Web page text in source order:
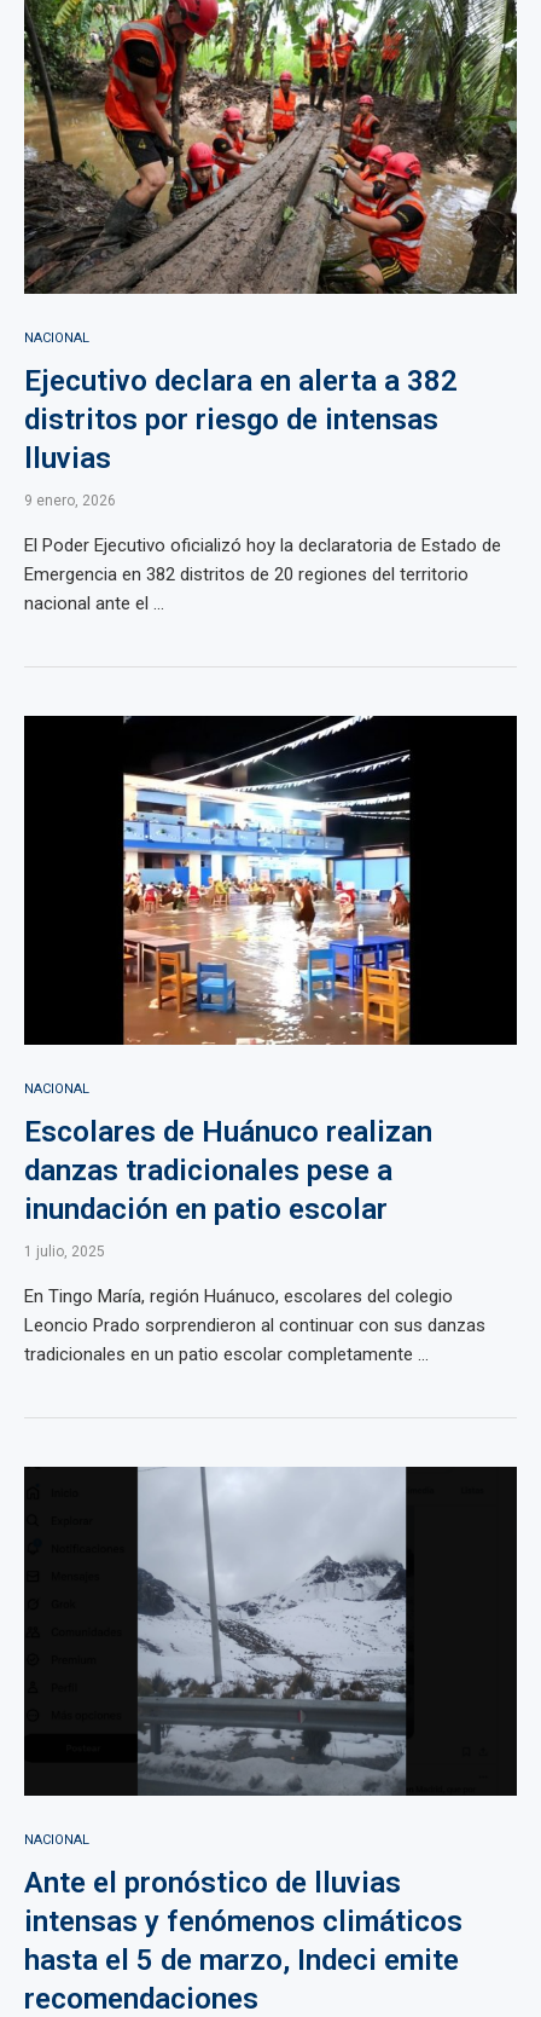
NACIONAL
Ejecutivo declara en alerta a 382
distritos por riesgo de intensas
lluvias
9 enero, 2026
El Poder Ejecutivo oficializó hoy la declaratoria de Estado de
Emergencia en 382 distritos de 20 regiones del territorio
nacional ante el ...
NACIONAL
Escolares de Huánuco realizan
danzas tradicionales pese a
inundación en patio escolar
1 julio, 2025
En Tingo María, región Huánuco, escolares del colegio
Leoncio Prado sorprendieron al continuar con sus danzas
tradicionales en un patio escolar completamente ...
NACIONAL
Ante el pronóstico de lluvias
intensas y fenómenos climáticos
hasta el 5 de marzo, Indeci emite
recomendaciones